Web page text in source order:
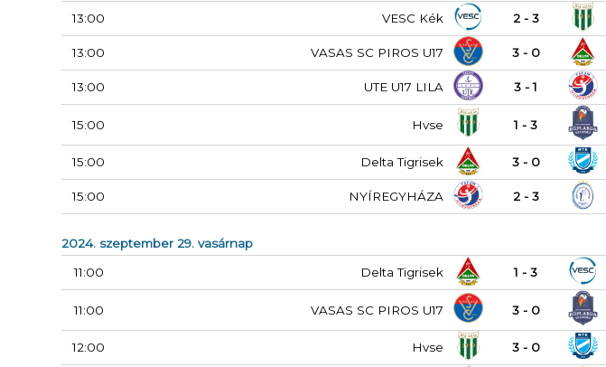
13:00 VESC Kék 2 - 3
13:00 VASAS SC PIROS U17 3 - 0
13:00 UTE U17 LILA 3 - 1
15:00 Hvse 1 - 3
15:00 Delta Tigrisek 3 - 0
15:00 NYÍREGYHÁZA 2 - 3
2024. szeptember 29. vasárnap
11:00
Delta Tigrisek 1 - 3
11:00 VASAS SC PIROS U17 3 - 0
12:00 Hvse 3 - 0